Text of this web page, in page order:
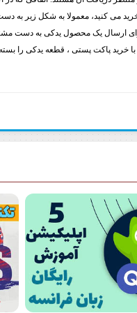
می کنید، معمولا به شکل زیر به
ارسال یک محصول یدکی به دست
پاکت پستی ، قطعه یدکی را